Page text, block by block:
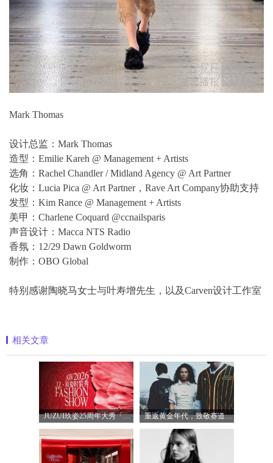
Mark Thomas
设计总监：Mark Thomas
造型：Emilie Kareh @ Management + Artists
选角：Rachel Chandler / Midland Agency @ Art Partner
化妆：Lucia Pica @ Art Partner，Rave Art Company协助支持
发型：Kim Rance @ Management + Artists
美甲：Charlene Coquard @ccnailsparis
声音设计：Macca NTS Radio
香氛：12/29 Dawn Goldworm
制作：OBO Global
特别感谢陶晓马女士与叶寿增先生，以及Carven设计工作室
相关文章
JUZUI玖姿25周年大秀「循光新生」 光起二 重返黄金年代，致敬赛道传奇 PUMA携手M